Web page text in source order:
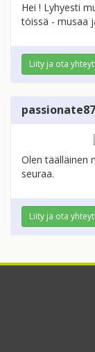
Hei ! Lyhyesti
töissä - musaa
Liity ja ota
passionate87
Olen täälläinen
seuraa.
Liity ja ota